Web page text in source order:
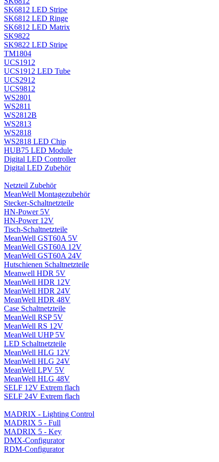
SK6812 LED Stripe
SK6812 LED Ringe
SK6812 LED Matrix
SK9822
SK9822 LED Stripe
TM1804
UCS1912
UCS1912 LED Tube
UCS2912
UCS9812
WS2801
WS2811
WS2812B
WS2813
WS2818
WS2818 LED Chip
HUB75 LED Module
Digital LED Controller
Digital LED Zubehör
Netzteil Zubehör
MeanWell Montagezubehör
Stecker-Schaltnetzteile
HN-Power 5V
HN-Power 12V
Tisch-Schaltnetzteile
MeanWell GST60A 5V
MeanWell GST60A 12V
MeanWell GST60A 24V
Hutschienen Schaltnetzteile
Meanwell HDR 5V
MeanWell HDR 12V
MeanWell HDR 24V
MeanWell HDR 48V
Case Schaltnetzteile
MeanWell RSP 5V
MeanWell RS 12V
MeanWell UHP 5V
LED Schaltnetzteile
MeanWell HLG 12V
MeanWell HLG 24V
MeanWell LPV 5V
MeanWell HLG 48V
SELF 12V Extrem flach
SELF 24V Extrem flach
MADRIX - Lighting Control
MADRIX 5 - Full
MADRIX 5 - Key
DMX-Configurator
RDM-Configurator